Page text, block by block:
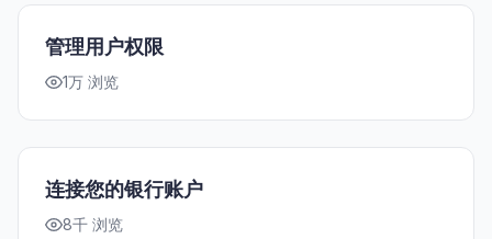
管理用户权限
1万 浏览
连接您的银行账户
8千 浏览